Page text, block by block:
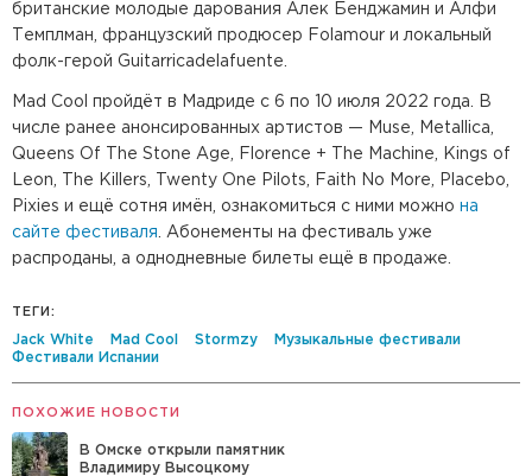
британские молодые дарования Алек Бенджамин и Алфи
Темплман, французский продюсер Folamour и локальный
фолк-герой Guitarricadelafuente.
Mad Cool пройдёт в Мадриде с 6 по 10 июля 2022 года. В
числе ранее анонсированных артистов — Muse, Metallica,
Queens Of The Stone Age, Florence + The Machine, Kings of
Leon, The Killers, Twenty One Pilots, Faith No More, Placebo,
Pixies и ещё сотня имён, ознакомиться с ними можно на
сайте фестиваля . Абонементы на фестиваль уже
распроданы, а однодневные билеты ещё в продаже.
ТЕГИ:
Jack White Mad Cool Stormzy
Музыкальные фестивали
Фестивали Испании
ПОХОЖИЕ НОВОСТИ
В Омске открыли памятник
Владимиру Высоцкому